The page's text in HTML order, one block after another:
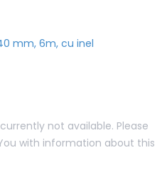
mm, 6m, cu inel
not available. Please
with information about this